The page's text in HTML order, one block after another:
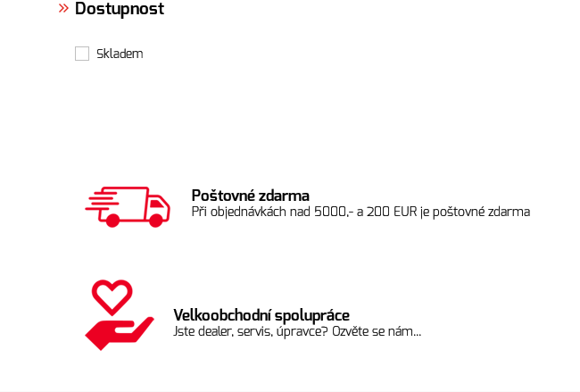
Dostupnost
Skladem
Poštovné zdarma
Při objednávkách nad 5000,- a 200 EUR je poštovné zdarma
Velkoobchodní spolupráce
Jste dealer, servis, úpravce? Ozvěte se nám...